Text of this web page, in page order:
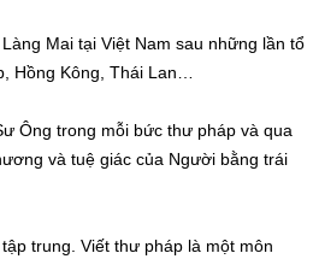
Mai tại Việt Nam sau những lần tổ
Hồng Kông, Thái Lan…
Ông trong mỗi bức thư pháp và qua
và tuệ giác của Người bằng trái
trung. Viết thư pháp là một môn